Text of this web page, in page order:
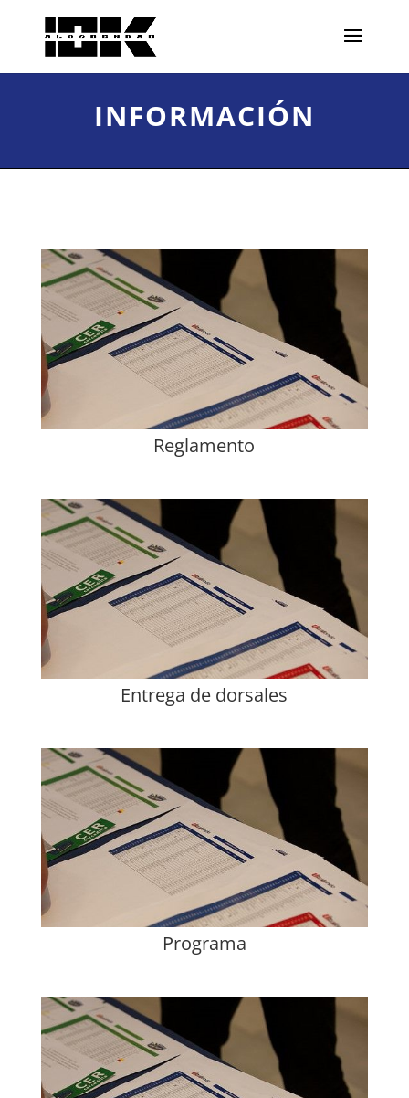
INFORMACIÓN
Reglamento
Entrega de dorsales
Programa